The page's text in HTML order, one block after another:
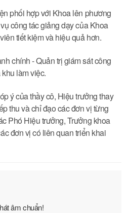
phối hợp với Khoa lên phương
công tác giảng dạy của Khoa
tiết kiệm và hiệu quả hơn.
chính - Quản trị giám sát công
làm việc.
ý của thầy cô, Hiệu trưởng thay
thu và chỉ đạo các đơn vị từng
Phó Hiệu trưởng, Trưởng khoa
đơn vị có liên quan triển khai
âm chuẩn!